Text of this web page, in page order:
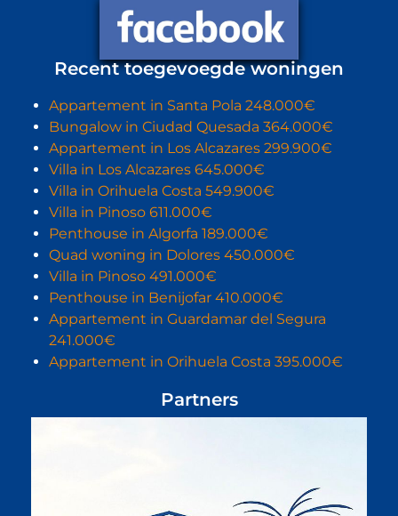
Recent toegevoegde woningen
Appartement in Santa Pola 248.000€
Bungalow in Ciudad Quesada 364.000€
Appartement in Los Alcazares 299.900€
Villa in Los Alcazares 645.000€
Villa in Orihuela Costa 549.900€
Villa in Pinoso 611.000€
Penthouse in Algorfa 189.000€
Quad woning in Dolores 450.000€
Villa in Pinoso 491.000€
Penthouse in Benijofar 410.000€
Appartement in Guardamar del Segura
241.000€
Appartement in Orihuela Costa 395.000€
Partners